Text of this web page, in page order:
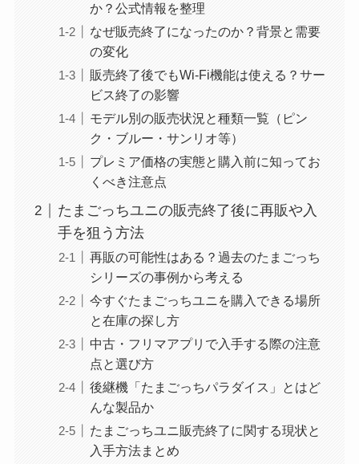
か？公式情報を整理
なぜ販売終了になったのか？背景と需要
の変化
販売終了後でもWi-Fi機能は使える？サー
ビス終了の影響
モデル別の販売状況と種類一覧（ピン
ク・ブルー・サンリオ等）
プレミア価格の実態と購入前に知ってお
くべき注意点
たまごっちユニの販売終了後に再販や入
手を狙う方法
再販の可能性はある？過去のたまごっち
シリーズの事例から考える
今すぐたまごっちユニを購入できる場所
と在庫の探し方
中古・フリマアプリで入手する際の注意
点と選び方
後継機「たまごっちパラダイス」とはど
んな製品か
たまごっちユニ販売終了に関する現状と
入手方法まとめ